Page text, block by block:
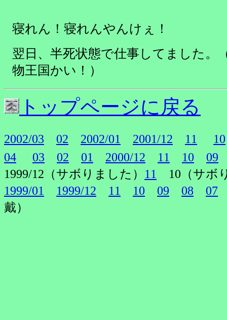
寝れん！寝れんやんけぇ！
翌日、半死状態で仕事してました。
物王国かい！）
トップページに戻る
2002/03 02 2002/01 2001/12 11
10
04
03 02 01 2000/12 11 10
09
1999/12（サボりました） 11
10（サボ
1999/01
1999/12 11 10 09 08 07
戴）